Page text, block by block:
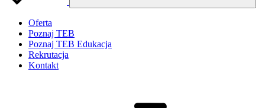
Oferta
Poznaj TEB
Poznaj TEB Edukacja
Rekrutacja
Kontakt